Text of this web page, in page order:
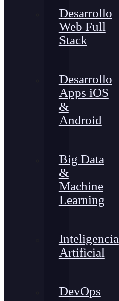
Desarrollo
Web Full
Stack
Desarrollo
Apps iOS
&
Android
Big Data
&
Machine
Learning
Inteligencia
Artificial
DevOps